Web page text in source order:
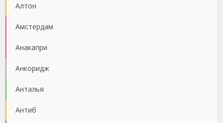
Алтон
Амстердам
Анакапри
Анкоридж
Анталья
Антиб